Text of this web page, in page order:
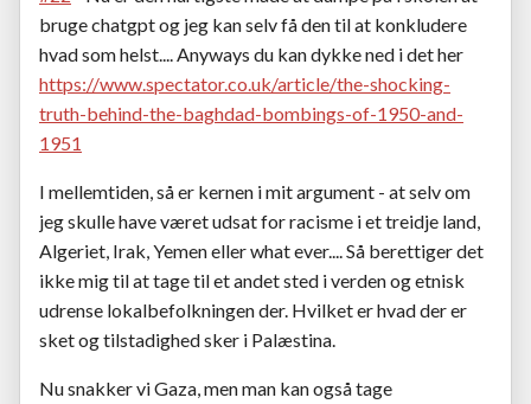
bruge chatgpt og jeg kan selv få den til at konkludere
hvad som helst.... Anyways du kan dykke ned i det her
https://www.spectator.co.uk/article/the-shocking-
truth-behind-the-baghdad-bombings-of-1950-and-
1951
I mellemtiden, så er kernen i mit argument - at selv om
jeg skulle have været udsat for racisme i et treidje land,
Algeriet, Irak, Yemen eller what ever.... Så berettiger det
ikke mig til at tage til et andet sted i verden og etnisk
udrense lokalbefolkningen der. Hvilket er hvad der er
sket og tilstadighed sker i Palæstina.
Nu snakker vi Gaza, men man kan også tage